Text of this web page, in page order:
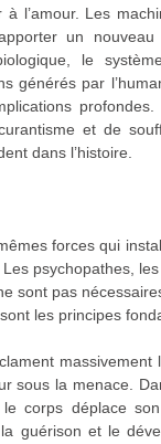
l’amour. Les
un
le
générés par
et de
dans l’histoire.
forces qui
psychopathes,
sont pas
les principes
sous la menace.
corps déplace
guérison et le